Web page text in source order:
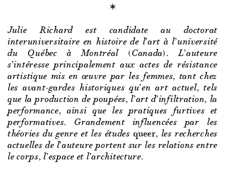
Julie Richard est candidate au doctorat
interuniversitaire en histoire de l’art à l’université
du Québec à Montréal (Canada). L’auteure
s’intéresse principalement aux actes de résistance
artistique mis en œuvre par les femmes, tant chez
les avant-gardes historiques qu’en art actuel, tels
que la production de poupées, l’art d’infiltration, la
performance, ainsi que les pratiques furtives et
performatives. Grandement influencées par les
théories du genre et les études queer, les recherches
actuelles de l’auteure portent sur les relations entre
le corps, l’espace et l’architecture.